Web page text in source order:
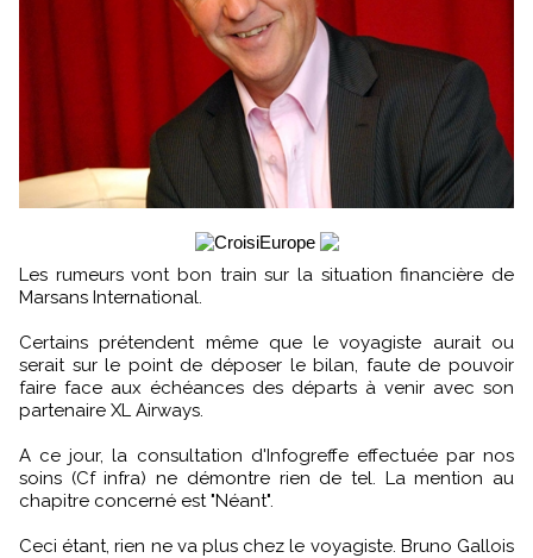
Les rumeurs vont bon train sur la situation financière de
Marsans International.
Certains prétendent même que le voyagiste aurait ou
serait sur le point de déposer le bilan, faute de pouvoir
faire face aux échéances des départs à venir avec son
partenaire XL Airways.
A ce jour, la consultation d'Infogreffe effectuée par nos
soins (Cf infra) ne démontre rien de tel. La mention au
chapitre concerné est "Néant".
Ceci étant, rien ne va plus chez le voyagiste. Bruno Gallois